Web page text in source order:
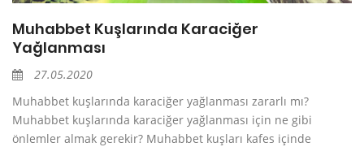
Muhabbet Kuşlarında Karaciğer
Yağlanması
27.05.2020
Muhabbet kuşlarında karaciğer yağlanması zararlı mı?
Muhabbet kuşlarında karaciğer yağlanması için ne gibi
önlemler almak gerekir? Muhabbet kuşları kafes içinde